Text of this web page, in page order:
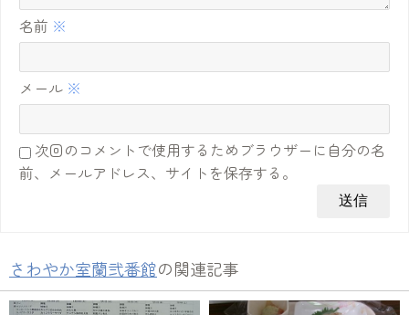
名前 ※
メール ※
次回のコメントで使用するためブラウザーに自分の名
前、メールアドレス、サイトを保存する。
さわやか室蘭弐番館の関連記事